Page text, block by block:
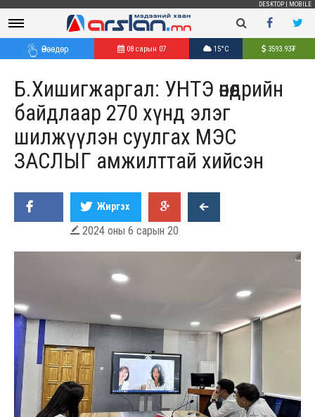
DESKTOP MOBILE
Өнөөдөр 08 сарын 07 15°C 3593.93₮
Б.Хишигжаргал: УНТЭ өнөөдрийн
байдлаар 270 хүнд элэг
шилжүүлэн суулгах МЭС
ЗАСЛЫГ амжилттай хийсэн
Жиргэх
 2024 оны 6 сарын 20